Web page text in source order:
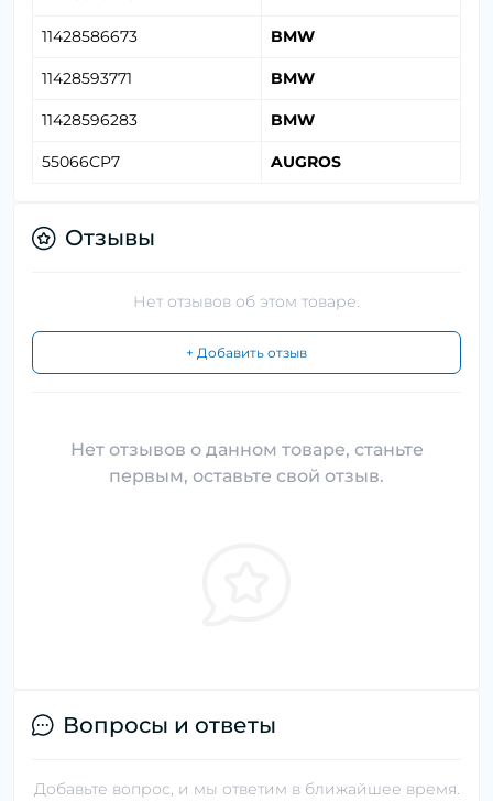
11428586673 BMW
11428593771 BMW
11428596283 BMW
55066CP7 AUGROS
Отзывы
Нет отзывов об этом товаре.
+ Добавить отзыв
Нет отзывов о данном товаре, станьте
первым, оставьте свой отзыв.
Вопросы и ответы
Добавьте вопрос, и мы ответим в ближайшее время.